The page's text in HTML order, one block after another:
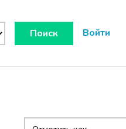
Поиск Войти